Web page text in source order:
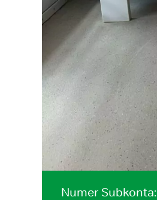
Numer Subkonta: